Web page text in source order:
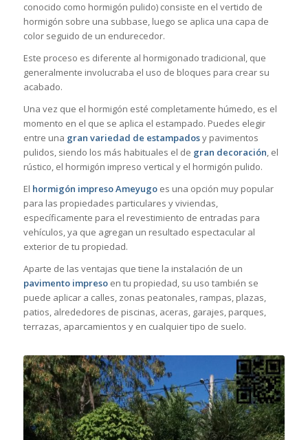
conocido como hormigón pulido) consiste en el vertido de
hormigón sobre una subbase, luego se aplica una capa de
color seguido de un endurecedor.
Este proceso es diferente al hormigonado tradicional, que
generalmente involucraba el uso de bloques para crear su
acabado.
Una vez que el hormigón esté completamente húmedo, es el
momento en el que se aplica el estampado. Puedes elegir
entre una gran variedad de estampadosy pavimentos
pulidos, siendo los más habituales el de gran decoración, el
rústico, el hormigón impreso vertical y el hormigón pulido.
El hormigón impreso Ameyugoes una opción muy popular
para las propiedades particulares y viviendas,
específicamente para el revestimiento de entradas para
vehículos, ya que agregan un resultado espectacular al
exterior de tu propiedad.
Aparte de las ventajas que tiene la instalación de un
pavimento impresoen tu propiedad, su uso también se
puede aplicar a calles, zonas peatonales, rampas, plazas,
patios, alrededores de piscinas, aceras, garajes, parques,
terrazas, aparcamientos y en cualquier tipo de suelo.